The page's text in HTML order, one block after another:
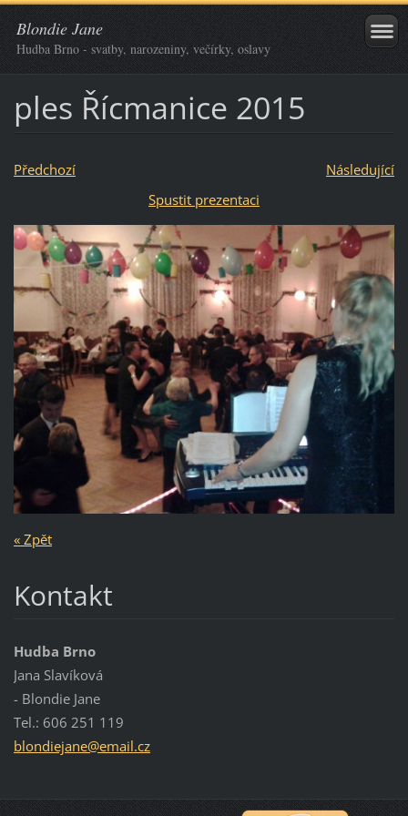
Blondie Jane
Hudba Brno - svatby, narozeniny, večírky, oslavy
ples Řícmanice 2015
Předchozí
Následující
Spustit prezentaci
« Zpět
Kontakt
Hudba Brno
Jana Slavíková
- Blondie Jane
Tel.: 606 251 119
blondiejane@email.cz